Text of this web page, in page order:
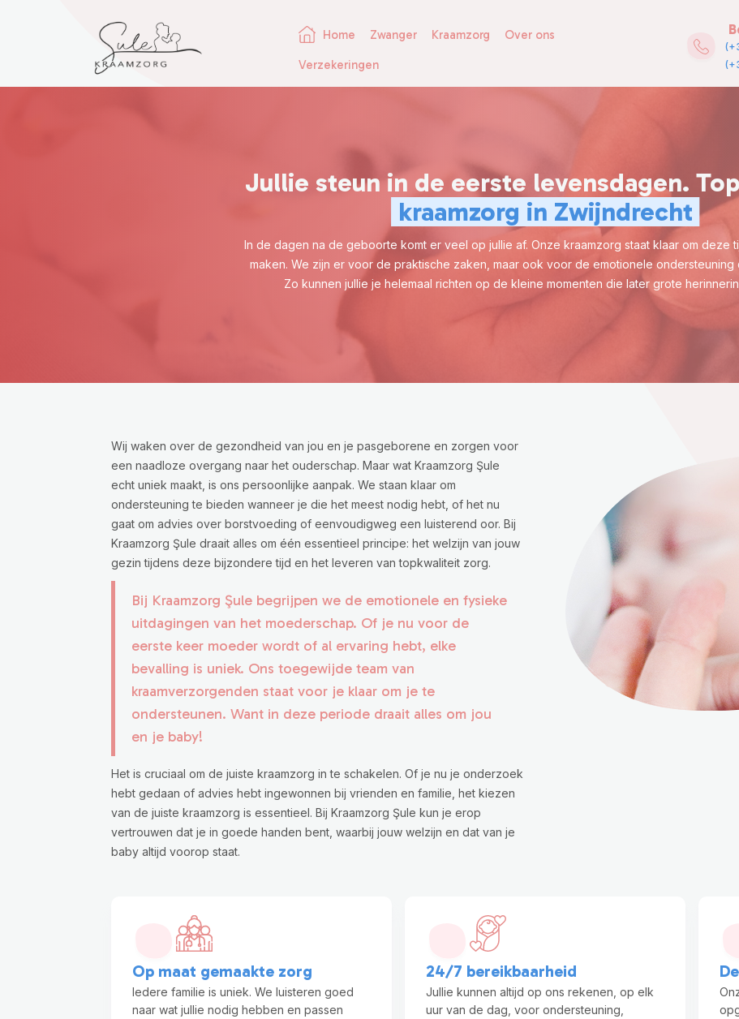
Home Zwanger Kraamzorg Over ons
Verzekeringen
(
Jullie steun in de eerste levensdagen.
kraamzorg in Zwijndrecht
In de dagen na de geboorte komt er veel op jullie af. Onze kraamzorg staat klaar om deze
maken. We zijn er voor de praktische zaken, maar ook voor de emotionele ondersteuning
Zo kunnen jullie je helemaal richten op de kleine momenten die later grote
Wij waken over de gezondheid van jou en je pasgeborene en zorgen voor
een naadloze overgang naar het ouderschap. Maar wat Kraamzorg Şule
echt uniek maakt, is ons persoonlijke aanpak. We staan klaar om
ondersteuning te bieden wanneer je die het meest nodig hebt, of het nu
gaat om advies over borstvoeding of eenvoudigweg een luisterend oor. Bij
Kraamzorg Şule draait alles om één essentieel principe: het welzijn van jouw
gezin tijdens deze bijzondere tijd en het leveren van topkwaliteit zorg.
Bij Kraamzorg Şule begrijpen we de emotionele en fysieke
uitdagingen van het moederschap. Of je nu voor de
eerste keer moeder wordt of al ervaring hebt, elke
bevalling is uniek. Ons toegewijde team van
kraamverzorgenden staat voor je klaar om je te
ondersteunen. Want in deze periode draait alles om jou
en je baby!
Het is cruciaal om de juiste kraamzorg in te schakelen. Of je nu je onderzoek
hebt gedaan of advies hebt ingewonnen bij vrienden en familie, het kiezen
van de juiste kraamzorg is essentieel. Bij Kraamzorg Şule kun je erop
vertrouwen dat je in goede handen bent, waarbij jouw welzijn en dat van je
baby altijd voorop staat.
Op maat gemaakte zorg
Iedere familie is uniek. We luisteren goed
naar wat jullie nodig hebben en passen
24/7 bereikbaarheid
Jullie kunnen altijd op ons rekenen, op elk
uur van de dag, voor ondersteuning,